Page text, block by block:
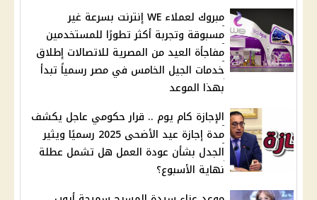
مبروك لعملاء WE إنترنت بسرعة غير
مسبوقة وتجربة أكثر تطورًا للمستخدمين
مفاجأة العيد من المصرية للاتصالات إطلاق
خدمات الجيل الخامس في مصر رسمياً تبدأ
بهذا الموعد
الإجازة كام يوم .. قرار حكومي عاجل يكشف
مدة إجازة عيد الأضحى 2025 رسميًا ويثير
الجدل بشأن عودة العمل هل تشمل عطلة
نهاية الأسبوع؟